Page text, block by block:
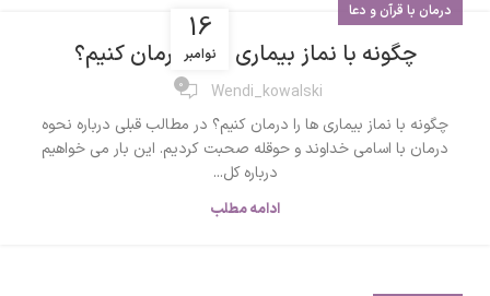
16
نوامبر
درمان با قرآن و دعا
چگونه با نماز بیماری ها را درمان کنیم؟
Wendi_kowalski
0
چگونه با نماز بیماری ها را درمان کنیم؟ در مطالب قبلی درباره نحوه
درمان با اسامی خداوند و حوقله صحبت کردیم. این بار می خواهیم
درباره کل...
ادامه مطلب